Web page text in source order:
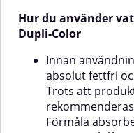
Hur du använder
Dupli-Color
Innan
absolut fettfri
Trots att
Förmåla